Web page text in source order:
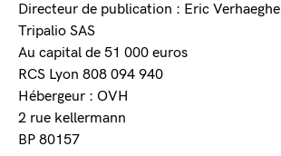
Directeur de publication : Eric Verhaeghe
Tripalio SAS
Au capital de 51 000 euros
RCS Lyon 808 094 940
Hébergeur : OVH
2 rue kellermann
BP 80157